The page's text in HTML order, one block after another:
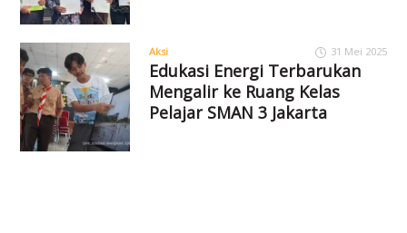
Aksi 31 Mei 2025
Edukasi Energi Terbarukan
Mengalir ke Ruang Kelas
Pelajar SMAN 3 Jakarta